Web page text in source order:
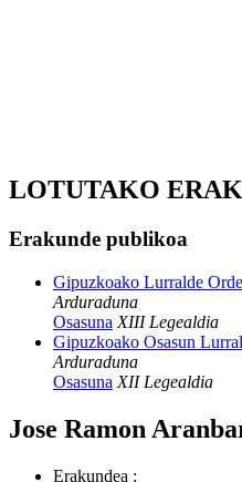
LOTUTAKO
Erakunde publikoa
Gipuzkoako Lurralde
Arduraduna
Osasuna XIII Legealdia
Gipuzkoako Osasun
Arduraduna
Osasuna XII Legealdia
Jose Ramon
Erakundea :